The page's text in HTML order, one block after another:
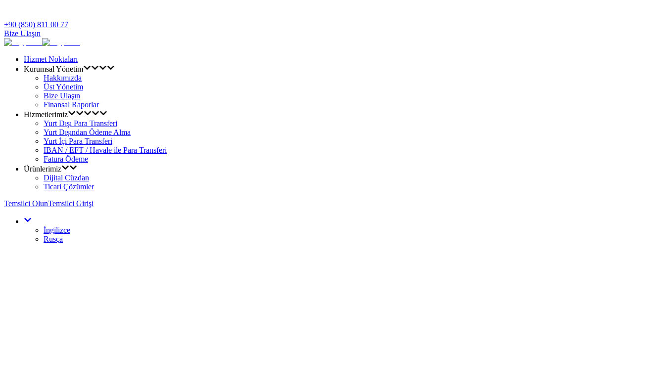
+90 (850) 811 00 77
Bize Ulaşın
Hizmet Noktaları
Kurumsal Yönetim
Hakkımızda
Üst Yönetim
Bize Ulaşın
Finansal Raporlar
Hizmetlerimiz
Yurt Dışı Para Transferi
Yurt Dışından Ödeme Alma
Yurt İçi Para Transferi
IBAN / EFT / Havale ile Para Transferi
Fatura Ödeme
Ürünlerimiz
Dijital Cüzdan
Ticari Çözümler
Temsilci OlunTemsilci Girişi
İngilizce
Rusça